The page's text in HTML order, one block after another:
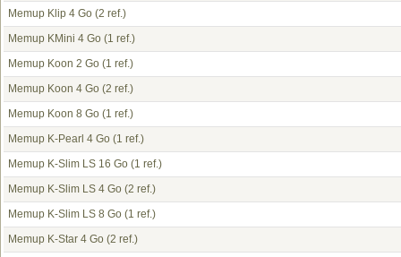
Memup Klip 4 Go (2 ref.)
Memup KMini 4 Go (1 ref.)
Memup Koon 2 Go (1 ref.)
Memup Koon 4 Go (2 ref.)
Memup Koon 8 Go (1 ref.)
Memup K-Pearl 4 Go (1 ref.)
Memup K-Slim LS 16 Go (1 ref.)
Memup K-Slim LS 4 Go (2 ref.)
Memup K-Slim LS 8 Go (1 ref.)
Memup K-Star 4 Go (2 ref.)